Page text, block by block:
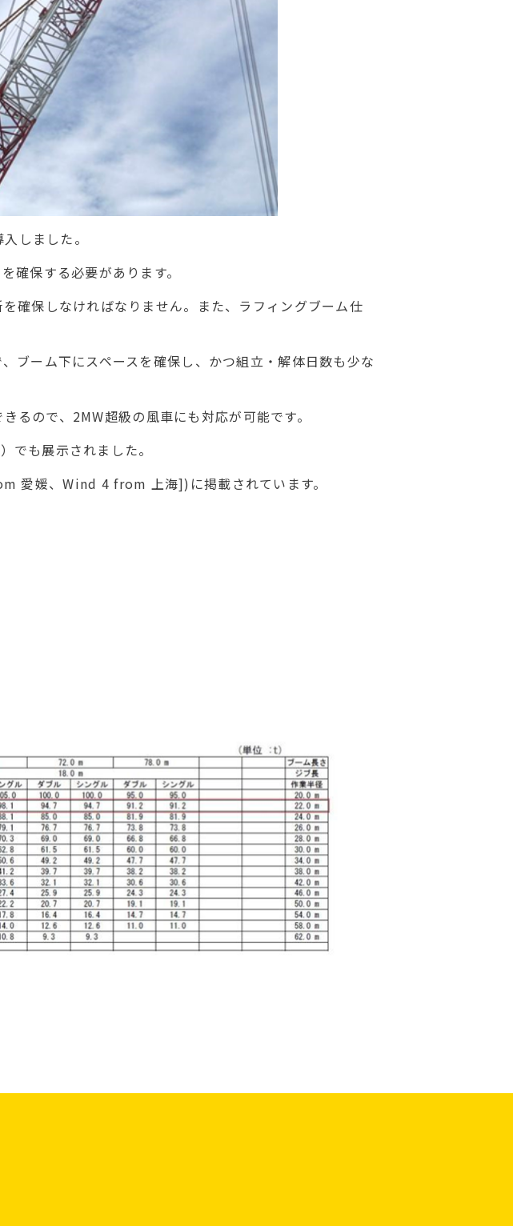
しました。
確保する必要があります。
確保しなければなりません。また、ラフィングブーム仕
ブーム下にスペースを確保し、かつ組立・解体日数も少な
ので、2MW超級の風車にも対応が可能です。
も展示されました。
愛媛、Wind 4 from 上海])に掲載されています。